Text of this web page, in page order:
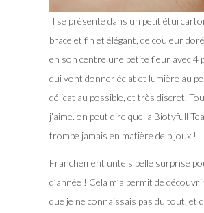
Il se présente dans un petit étui
bracelet fin et élégant, de couleur
en son centre une petite fleur avec 4
qui vont donner éclat et lumière au
délicat au possible, et très discret.
j’aime. on peut dire que la Biotyfull
trompe jamais en matière de bijoux !
Franchement untels belle surprise
d’année ! Cela m’a permit de
que je ne connaissais pas du tout, et